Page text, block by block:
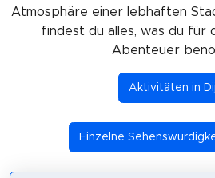
Atmosphäre einer lebhaften
findest du alles, was du für
Abenteuer
Aktivitäten in
Einzelne